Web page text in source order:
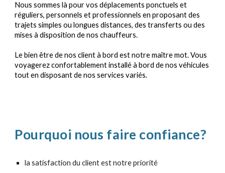
Nous sommes là pour vos déplacements ponctuels et
réguliers, personnels et professionnels en proposant des
trajets simples ou longues distances, des transferts ou des
mises à disposition de nos chauffeurs.
Le bien être de nos client à bord est notre maître mot. Vous
voyagerez confortablement installé à bord de nos véhicules
tout en disposant de nos services variés.
Pourquoi nous faire confiance?
la satisfaction du client est notre priorité